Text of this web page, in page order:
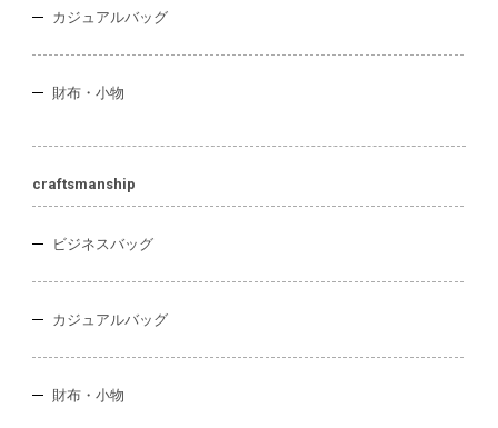
カジュアルバッグ
財布・小物
craftsmanship
ビジネスバッグ
カジュアルバッグ
財布・小物